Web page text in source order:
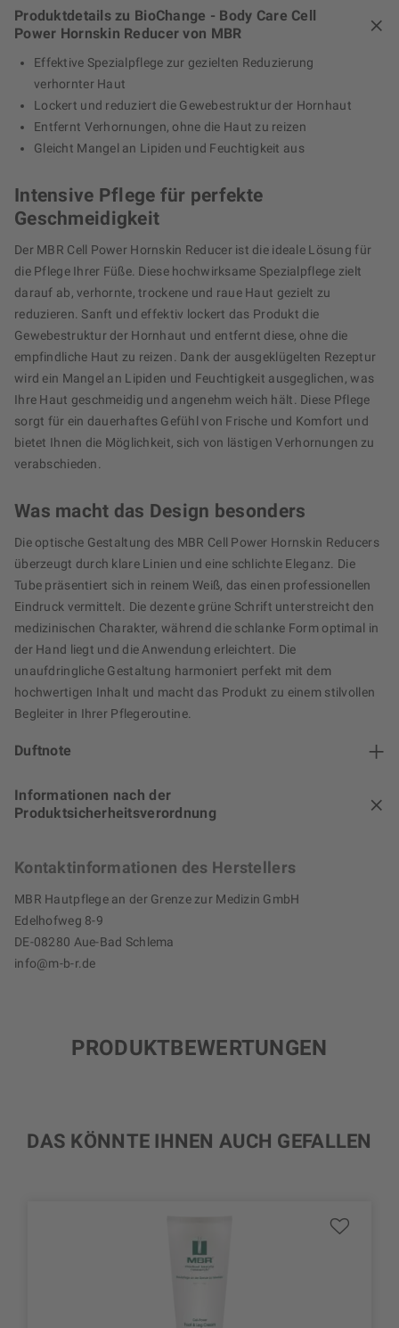
Produktdetails zu BioChange - Body Care Cell
Power Hornskin Reducer von MBR
Effektive Spezialpflege zur gezielten Reduzierung
verhornter Haut
Lockert und reduziert die Gewebestruktur der Hornhaut
Entfernt Verhornungen, ohne die Haut zu reizen
Gleicht Mangel an Lipiden und Feuchtigkeit aus
Intensive Pflege für perfekte
Geschmeidigkeit
Der MBR Cell Power Hornskin Reducer ist die ideale Lösung für
die Pflege Ihrer Füße. Diese hochwirksame Spezialpflege zielt
darauf ab, verhornte, trockene und raue Haut gezielt zu
reduzieren. Sanft und effektiv lockert das Produkt die
Gewebestruktur der Hornhaut und entfernt diese, ohne die
empfindliche Haut zu reizen. Dank der ausgeklügelten Rezeptur
wird ein Mangel an Lipiden und Feuchtigkeit ausgeglichen, was
Ihre Haut geschmeidig und angenehm weich hält. Diese Pflege
sorgt für ein dauerhaftes Gefühl von Frische und Komfort und
bietet Ihnen die Möglichkeit, sich von lästigen Verhornungen zu
verabschieden.
Was macht das Design besonders
Die optische Gestaltung des MBR Cell Power Hornskin Reducers
überzeugt durch klare Linien und eine schlichte Eleganz. Die
Tube präsentiert sich in reinem Weiß, das einen professionellen
Eindruck vermittelt. Die dezente grüne Schrift unterstreicht den
medizinischen Charakter, während die schlanke Form optimal in
der Hand liegt und die Anwendung erleichtert. Die
unaufdringliche Gestaltung harmoniert perfekt mit dem
hochwertigen Inhalt und macht das Produkt zu einem stilvollen
Begleiter in Ihrer Pflegeroutine.
Duftnote
Informationen nach der
Produktsicherheitsverordnung
Kontaktinformationen des Herstellers
MBR Hautpflege an der Grenze zur Medizin GmbH
Edelhofweg 8-9
DE-08280 Aue-Bad Schlema
info@m-b-r.de
PRODUKTBEWERTUNGEN
DAS KÖNNTE IHNEN AUCH GEFALLEN